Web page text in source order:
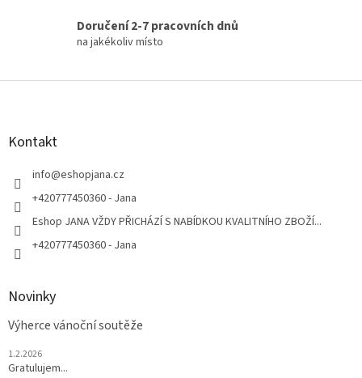
Doručení 2-7 pracovních dnů
na jakékoliv místo
Z
Kontakt
info@eshopjana.cz
+420777450360 - Jana
Eshop JANA VŽDY PŘICHÁZÍ S NABÍDKOU KVALITNÍHO ZBOŽÍ...
+420777450360 - Jana
Novinky
Výherce vánoční soutěže
1.2.2026
Gratulujem...